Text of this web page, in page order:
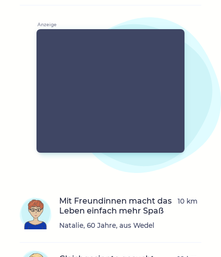
Mit Freundinnen macht das
Leben einfach mehr Spaß
Natalie, 60 Jahre, aus Wedel
10 km